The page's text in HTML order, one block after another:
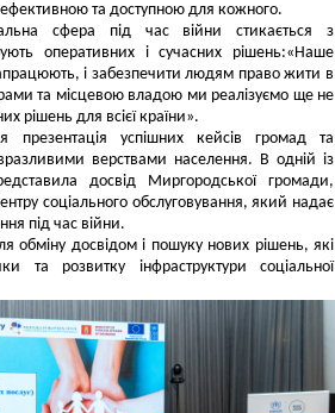
ефективною та доступною для кожного.
сфера під час війни стикається з
оперативних і сучасних рішень:«Наше
і забезпечити людям право жити в
та місцевою владою ми реалізуємо ще не
рішень для всієї країни».
презентація успішних кейсів громад та
верствами населення. В одній із
досвід Миргородської громади,
соціального обслуговування, який надає
під час війни.
досвідом і пошуку нових рішень, які
та розвитку інфраструктури соціальної